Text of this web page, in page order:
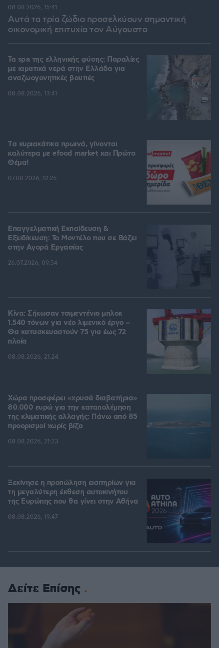
Αυτά τα τρία ζώδια προσελκύουν σημαντική
οικονομική επιτυχία τον Αύγουστο
08.08.2026, 15:41
Τα spa της ελληνικής φύσης: Παραλίες
με ιαματικά νερά στην Ελλάδα για
αναζωογονητικές βουτιές
08.08.2026, 13:41
Tα κυριακάτικα πρωινά, γίνονται
καλύτερα με efood market και Πρώτο
Θέμα!
07.08.2026, 12:25
Επαγγελματική Εκπαίδευση &
Εξειδίκευση: Το Mοντέλο που σε Bάζει
στην Aγορά Eργασίας
26.07.2026, 09:54
Κίνα: Σήκωσαν τσιμεντένιο μπλοκ
1.540 τόνων για νέο λιμενικό έργο –
Θα κατασκευαστούν 75 για έως 72
πλοία
08.08.2026, 21:24
Χώρα προσφέρει «χρυσά διαβατήρια»
80.000 ευρώ για την καταπολέμηση
της κλιματικής αλλαγής: Πάνω από 85
προορισμοί χωρίς βίζα
08.08.2026, 21:23
Ξεκίνησε η προπώληση εισιτηρίων για
τη μεγαλύτερη έκθεση αυτοκινήτου
της Ευρώπης που θα γίνει στην Αθήνα
08.08.2026, 19:47
Δείτε Επίσης